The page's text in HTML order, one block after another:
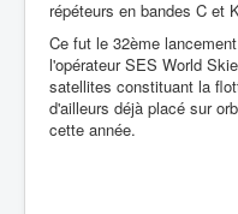
répéteurs en bandes C et
Ce fut le 32ème
l'opérateur SES World
satellites constituant la
d'ailleurs déjà placé sur
cette année.